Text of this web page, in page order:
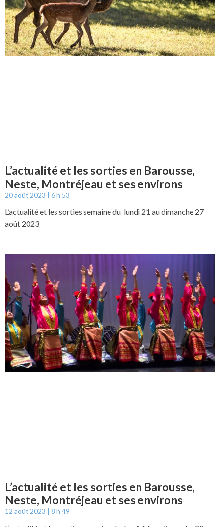
L’actualité et les sorties en Barousse,
Neste, Montréjeau et ses environs
20 août 2023 6 h 53
L’actualité et les sorties semaine du lundi 21 au dimanche 27
août 2023
L’actualité et les sorties en Barousse,
Neste, Montréjeau et ses environs
12 août 2023 8 h 49